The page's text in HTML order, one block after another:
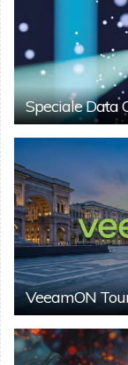
Speciale Data
VeeamON